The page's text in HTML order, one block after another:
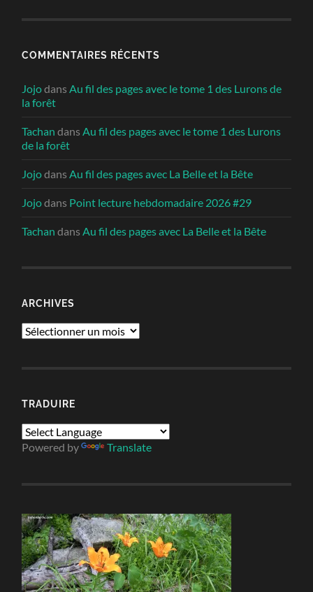
COMMENTAIRES RÉCENTS
JojodansAu fil des pages avec le tome 1 des Lurons de
la forêt
Tachan dansAu fil des pages avec le tome 1 des Lurons
de la forêt
JojodansAu fil des pages avec La Belle et la Bête
Jojodans Point lecture hebdomadaire 2026 #29
Tachan dansAu fil des pages avec La Belle et la Bête
ARCHIVES
Archives
TRADUIRE
Powered by Translate